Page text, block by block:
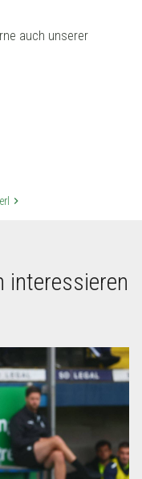
auch unserer
keyboard_arrow_right
interessieren